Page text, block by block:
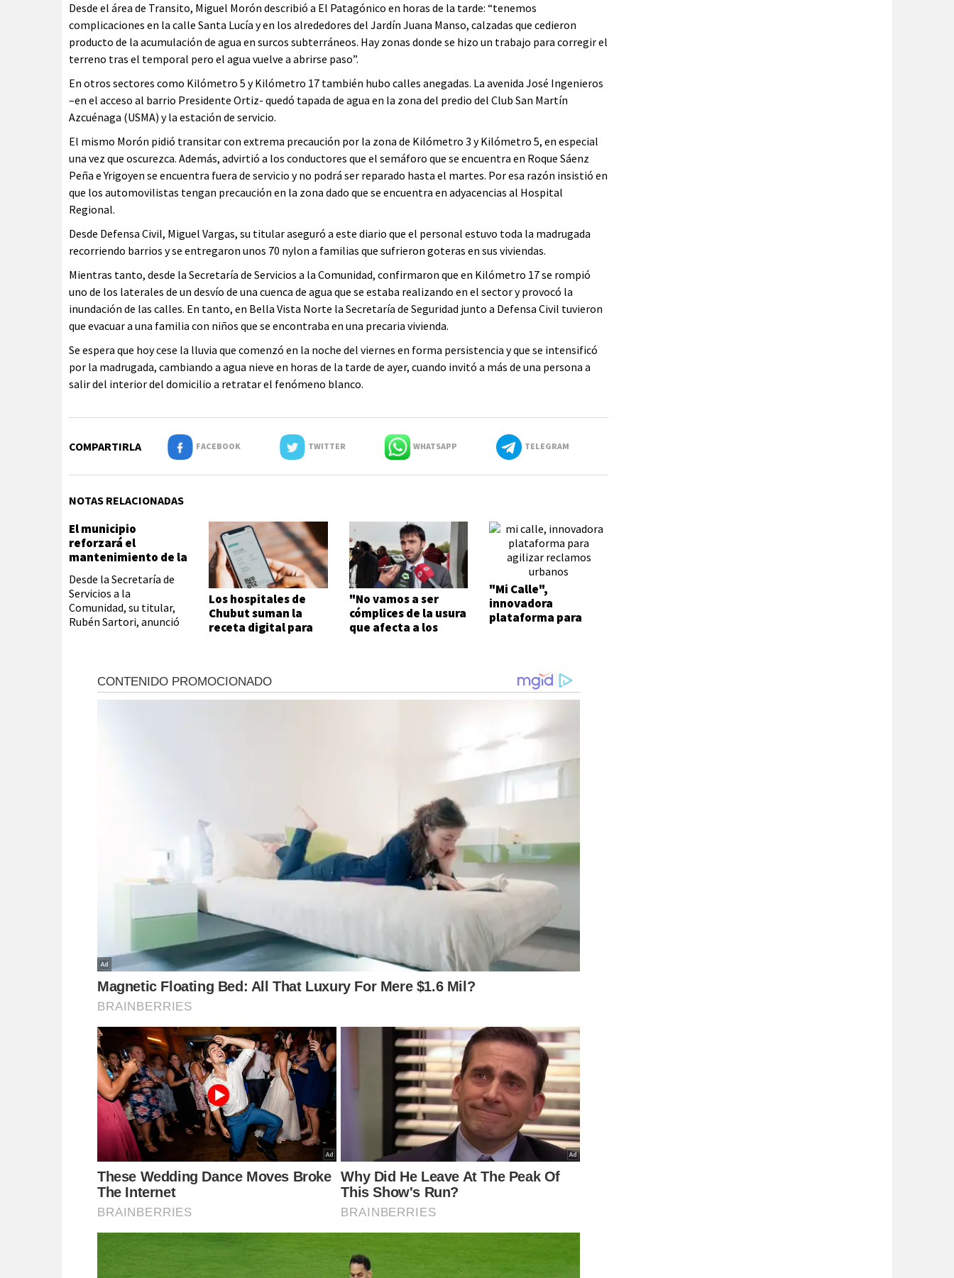
Desde el área de Transito, Miguel Morón describió a El Patagónico en horas de la tarde: “tenemos
complicaciones en la calle Santa Lucía y en los alrededores del Jardín Juana Manso, calzadas que cedieron
producto de la acumulación de agua en surcos subterráneos. Hay zonas donde se hizo un trabajo para corregir el
terreno tras el temporal pero el agua vuelve a abrirse paso”.
En otros sectores como Kilómetro 5 y Kilómetro 17 también hubo calles anegadas. La avenida José Ingenieros
–en el acceso al barrio Presidente Ortiz- quedó tapada de agua en la zona del predio del Club San Martín
Azcuénaga (USMA) y la estación de servicio.
El mismo Morón pidió transitar con extrema precaución por la zona de Kilómetro 3 y Kilómetro 5, en especial
una vez que oscurezca. Además, advirtió a los conductores que el semáforo que se encuentra en Roque Sáenz
Peña e Yrigoyen se encuentra fuera de servicio y no podrá ser reparado hasta el martes. Por esa razón insistió en
que los automovilistas tengan precaución en la zona dado que se encuentra en adyacencias al Hospital
Regional.
Desde Defensa Civil, Miguel Vargas, su titular aseguró a este diario que el personal estuvo toda la madrugada
recorriendo barrios y se entregaron unos 70 nylon a familias que sufrieron goteras en sus viviendas.
Mientras tanto, desde la Secretaría de Servicios a la Comunidad, confirmaron que en Kilómetro 17 se rompió
uno de los laterales de un desvío de una cuenca de agua que se estaba realizando en el sector y provocó la
inundación de las calles. En tanto, en Bella Vista Norte la Secretaría de Seguridad junto a Defensa Civil tuvieron
que evacuar a una familia con niños que se encontraba en una precaria vivienda.
Se espera que hoy cese la lluvia que comenzó en la noche del viernes en forma persistencia y que se intensificó
por la madrugada, cambiando a agua nieve en horas de la tarde de ayer, cuando invitó a más de una persona a
salir del interior del domicilio a retratar el fenómeno blanco.
COMPARTIRLA FACEBOOK TWITTER WHATSAPP TELEGRAM
NOTAS RELACIONADAS
El municipio
reforzará el
mantenimiento de la
pluviales en los
barrios
Desde la Secretaría de
Servicios a la
Comunidad, su titular,
Rubén Sartori, anunció
de tareas que
garanticen el
Los hospitales de
Chubut suman la
receta digital para
"No vamos a ser
cómplices de la usura
que afecta a los
"Mi Calle",
innovadora
plataforma para